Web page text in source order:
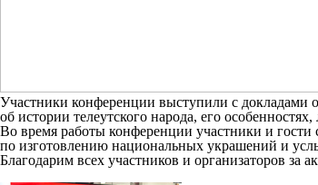
Участники конференции выступили с докладами
об истории телеутского народа, его
Во время работы конференции участники и гости
по изготовлению национальных украшений и
Благодарим всех участников и организаторов